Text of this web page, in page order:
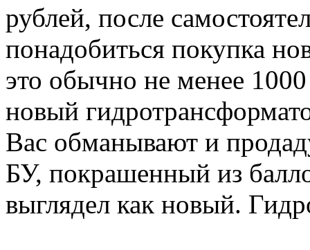
рублей, после
понадобиться покупка
это обычно не менее
новый
Вас обманывают и
БУ, покрашенный из
выглядел как новый.